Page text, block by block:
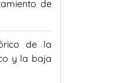
de
de la
y la baja